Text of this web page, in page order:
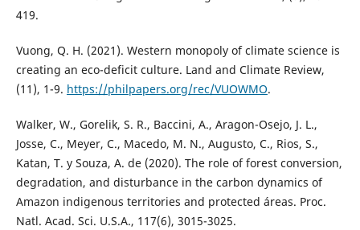
419.
Vuong, Q. H. (2021). Western monopoly of climate science is
creating an eco-deficit culture. Land and Climate Review,
(11), 1-9. https://philpapers.org/rec/VUOWMO.
Walker, W., Gorelik, S. R., Baccini, A., Aragon-Osejo, J. L.,
Josse, C., Meyer, C., Macedo, M. N., Augusto, C., Rios, S.,
Katan, T. y Souza, A. de (2020). The role of forest conversion,
degradation, and disturbance in the carbon dynamics of
Amazon indigenous territories and protected áreas. Proc.
Natl. Acad. Sci. U.S.A., 117(6), 3015-3025.